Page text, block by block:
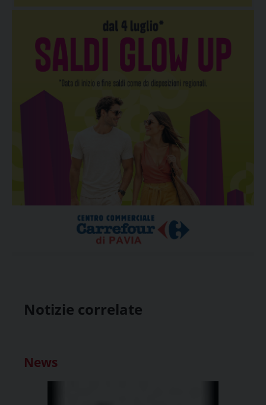
Notizie correlate
News